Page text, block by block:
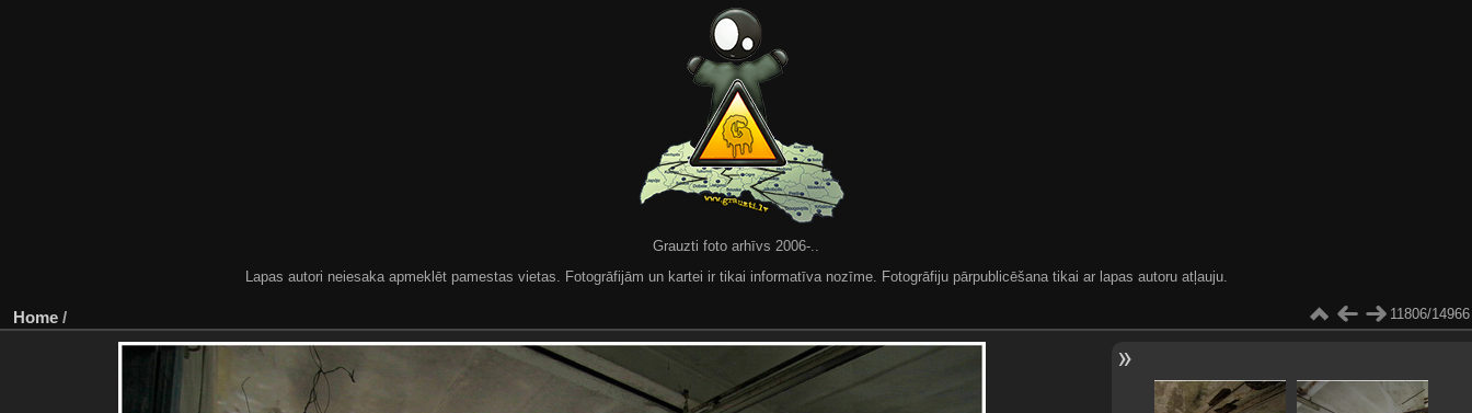
Grauzti foto arhīvs 2006-..
Lapas autori neiesaka apmeklēt pamestas vietas. Fotogrāfijām un kartei ir tikai informatīva nozīme. Fotogrāfiju pārpublicēšana tikai ar lapas autoru atļauju.
Home / 11806/14966